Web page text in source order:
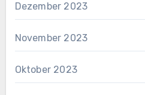
Dezember 2023
November 2023
Oktober 2023